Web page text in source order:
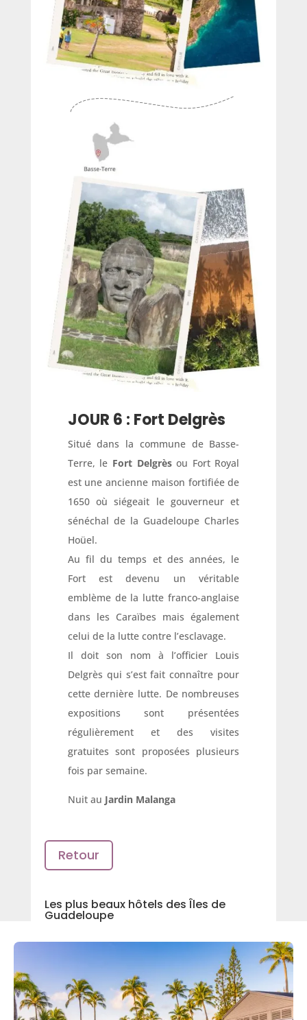
JOUR 6 : Fort Delgrès
Situé dans la commune de Basse-
Terre, le Fort Delgrèsou Fort Royal
est une ancienne maison fortifiée de
1650 où siégeait le gouverneur et
sénéchal de la Guadeloupe Charles
Hoüel.
Au fil du temps et des années, le
Fort est devenu un véritable
emblème de la lutte franco-anglaise
dans les Caraïbes mais également
celui de la lutte contre l’esclavage.
Il doit son nom à l’officier Louis
Delgrès qui s’est fait connaître pour
cette dernière lutte. De nombreuses
expositions sont présentées
régulièrement et des visites
gratuites sont proposées plusieurs
fois par semaine.
Nuit au Jardin Malanga
Retour
Les plus beaux hôtels des Îles de
Guadeloupe